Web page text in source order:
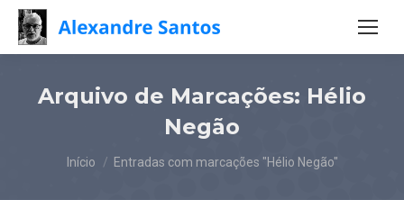
Arquivo de Marcações: Hélio
Negão
Você está aqui:
Início Entradas com marcações "Hélio Negão"